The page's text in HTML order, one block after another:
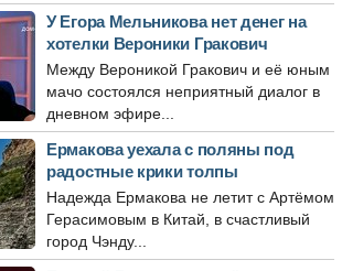
У Егора Мельникова нет денег на
хотелки Вероники Гракович
Между Вероникой Гракович и её юным
мачо состоялся неприятный диалог в
дневном эфире...
Ермакова уехала с поляны под
радостные крики толпы
Надежда Ермакова не летит с Артёмом
Герасимовым в Китай, в счастливый
город Чэнду...